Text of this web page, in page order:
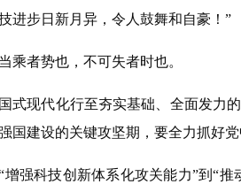
进步日新月异，令人鼓舞和自豪！”
乘者势也，不可失者时也。
式现代化行至夯实基础、全面发力
国建设的关键攻坚期，要全力抓好
增强科技创新体系化攻关能力”到“